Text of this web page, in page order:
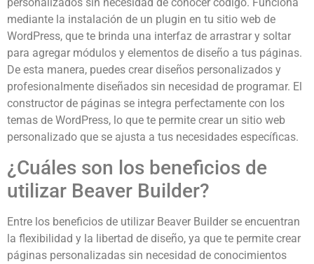
mediante la instalación de un plugin en tu sitio web de
WordPress, que te brinda una interfaz de arrastrar y soltar
para agregar módulos y elementos de diseño a tus páginas.
De esta manera, puedes crear diseños personalizados y
profesionalmente diseñados sin necesidad de programar. El
constructor de páginas se integra perfectamente con los
temas de WordPress, lo que te permite crear un sitio web
personalizado que se ajusta a tus necesidades específicas.
¿Cuáles son los beneficios de
utilizar Beaver Builder?
Entre los beneficios de utilizar Beaver Builder se encuentran
la flexibilidad y la libertad de diseño, ya que te permite crear
páginas personalizadas sin necesidad de conocimientos